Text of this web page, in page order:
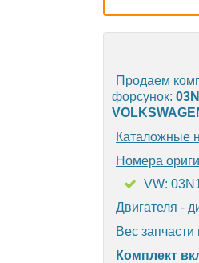
Продаем
форсунок:
Каталожные
Номера
VW:
Двигателя -
Вес запчасти
Комплект